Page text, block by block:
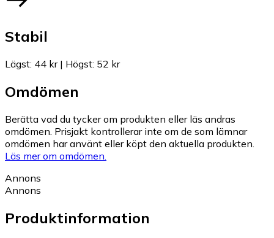
Stabil
Lägst: 44 kr| Högst: 52 kr
Omdömen
Berätta vad du tycker om produkten eller läs andras
omdömen. Prisjakt kontrollerar inte om de som lämnar
omdömen har använt eller köpt den aktuella produkten.
Läs mer om omdömen.
Annons
Annons
Produktinformation